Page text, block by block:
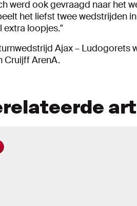
werd ook gevraagd naar het
het liefst twee wedstrijden
extra loopjes."
Ajax –
Cruijff ArenA.